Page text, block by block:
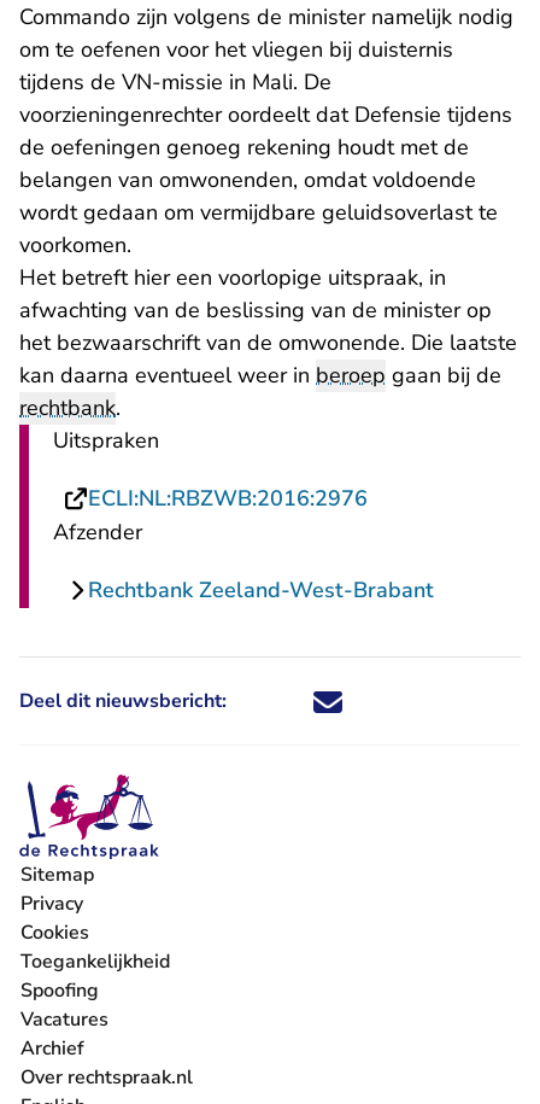
Commando zijn volgens de minister namelijk nodig
om te oefenen voor het vliegen bij duisternis
tijdens de VN-missie in Mali. De
voorzieningenrechter oordeelt dat Defensie tijdens
de oefeningen genoeg rekening houdt met de
belangen van omwonenden, omdat voldoende
wordt gedaan om vermijdbare geluidsoverlast te
voorkomen.
Het betreft hier een voorlopige uitspraak, in
afwachting van de beslissing van de minister op
het bezwaarschrift van de omwonende. Die laatste
kan daarna eventueel weer in beroep gaan bij de
rechtbank.
Uitspraken
ECLI:NL:RBZWB:2016:2976
Afzender
Rechtbank Zeeland-West-Brabant
Deel dit nieuwsbericht: Deel dit nieuwsbericht via X -
Deel dit nieuwsbericht via
Deel dit nieuwsbericht
Deel dit
Sitemap
Privacy
Cookies
Toegankelijkheid
Spoofing
Vacatures
- U verlaat Rechtspraak.nl
Archief
Over rechtspraak.nl